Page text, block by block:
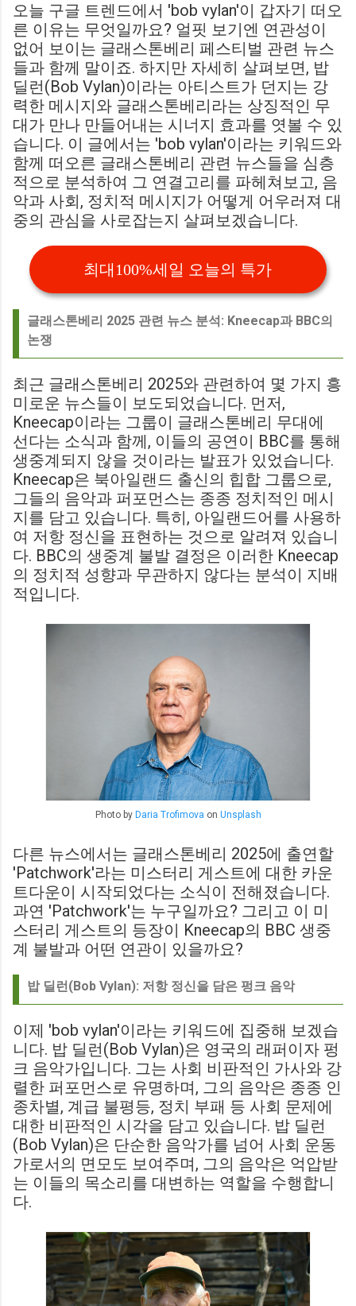
에서 팀 고유의 색깔을 유지하는 것이 중요하다고 강조했습니
다. ...
오늘 구글 트렌드에서 'bob vylan'이 갑자기 떠오
른 이유는 무엇일까요? 얼핏 보기엔 연관성이
없어 보이는 글래스톤베리 페스티벌 관련 뉴스
들과 함께 말이죠. 하지만 자세히 살펴보면, 밥
딜런(Bob Vylan)이라는 아티스트가 던지는 강
력한 메시지와 글래스톤베리라는 상징적인 무
대가 만나 만들어내는 시너지 효과를 엿볼 수 있
습니다. 이 글에서는 'bob vylan'이라는 키워드와
함께 떠오른 글래스톤베리 관련 뉴스들을 심층
적으로 분석하여 그 연결고리를 파헤쳐보고, 음
악과 사회, 정치적 메시지가 어떻게 어우러져 대
중의 관심을 사로잡는지 살펴보겠습니다.
최대100%세일 오늘의 특가
글래스톤베리 2025 관련 뉴스 분석: Kneecap과 BBC의
논쟁
최근 글래스톤베리 2025와 관련하여 몇 가지 흥
미로운 뉴스들이 보도되었습니다. 먼저,
Kneecap이라는 그룹이 글래스톤베리 무대에
선다는 소식과 함께, 이들의 공연이 BBC를 통해
생중계되지 않을 것이라는 발표가 있었습니다.
Kneecap은 북아일랜드 출신의 힙합 그룹으로,
그들의 음악과 퍼포먼스는 종종 정치적인 메시
지를 담고 있습니다. 특히, 아일랜드어를 사용하
여 저항 정신을 표현하는 것으로 알려져 있습니
다. BBC의 생중계 불발 결정은 이러한 Kneecap
의 정치적 성향과 무관하지 않다는 분석이 지배
적입니다.
Photo by Daria Trofimova on Unsplash
다른 뉴스에서는 글래스톤베리 2025에 출연할
'Patchwork'라는 미스터리 게스트에 대한 카운
트다운이 시작되었다는 소식이 전해졌습니다.
과연 'Patchwork'는 누구일까요? 그리고 이 미
스터리 게스트의 등장이 Kneecap의 BBC 생중
계 불발과 어떤 연관이 있을까요?
밥 딜런(Bob Vylan): 저항 정신을 담은 펑크 음악
이제 'bob vylan'이라는 키워드에 집중해 보겠습
니다. 밥 딜런(Bob Vylan)은 영국의 래퍼이자 펑
크 음악가입니다. 그는 사회 비판적인 가사와 강
렬한 퍼포먼스로 유명하며, 그의 음악은 종종 인
종차별, 계급 불평등, 정치 부패 등 사회 문제에
대한 비판적인 시각을 담고 있습니다. 밥 딜런
(Bob Vylan)은 단순한 음악가를 넘어 사회 운동
가로서의 면모도 보여주며, 그의 음악은 억압받
는 이들의 목소리를 대변하는 역할을 수행합니
다.